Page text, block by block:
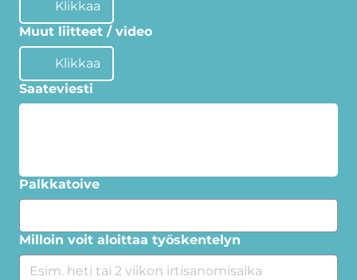
Klikkaa
Muut liitteet / video
Klikkaa
Saateviesti
Palkkatoive
Milloin voit aloittaa työskentelyn